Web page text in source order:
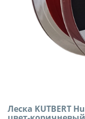
Леска KUTBERT